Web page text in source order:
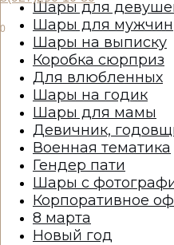
0
Шары для
Шары для мужчин
Шары на выписку
Коробка сюрприз
Для влюбленных
Шары на годик
Шары для мамы
Девичник,
Военная тематика
Гендер пати
Шары с
Корпоративное
8 марта
Новый год